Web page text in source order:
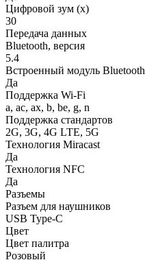
Цифровой зум (x)
30
Передача данных
Bluetooth, версия
5.4
Встроенный модуль Bluetooth
Да
Поддержка Wi-Fi
a, ac, ax, b, be, g, n
Поддержка стандартов
2G, 3G, 4G LTE, 5G
Технология Miracast
Да
Технология NFC
Да
Разъемы
Разъем для наушников
USB Type-C
Цвет
Цвет палитра
Розовый